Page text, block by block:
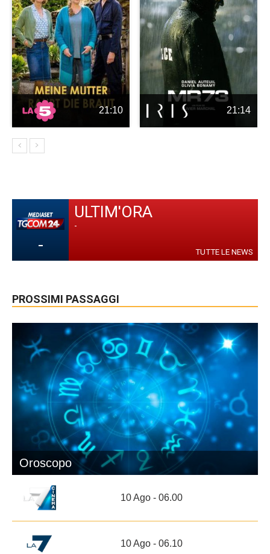
21:10 21:14
-
ULTIM'ORA
-
TUTTE LE NEWS
PROSSIMI PASSAGGI
Oroscopo
10 Ago - 06.00
10 Ago - 06.10